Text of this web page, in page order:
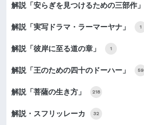
解説「安らぎを見つけるための三部作」
解説「実写ドラマ・ラーマーヤナ」 1
解説「彼岸に至る道の章」 1
解説「王のための四十のドーハー」 59
解説「菩薩の生き方」 218
解説・スフリッレーカ 32